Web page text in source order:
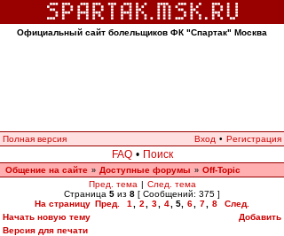
Официальный сайт болельщиков ФК "Спартак" Москва
Полная версия Вход • Регистрация
FAQ • Поиск
Общение на сайте » Доступные форумы » Off-Topic
Пред. тема | След. тема
Страница 5 из 8 [ Сообщений: 375 ]
На страницу Пред. 1 2 3 4 5 6 7 8
След.
Начать новую тему
Добавить
Версия для печати